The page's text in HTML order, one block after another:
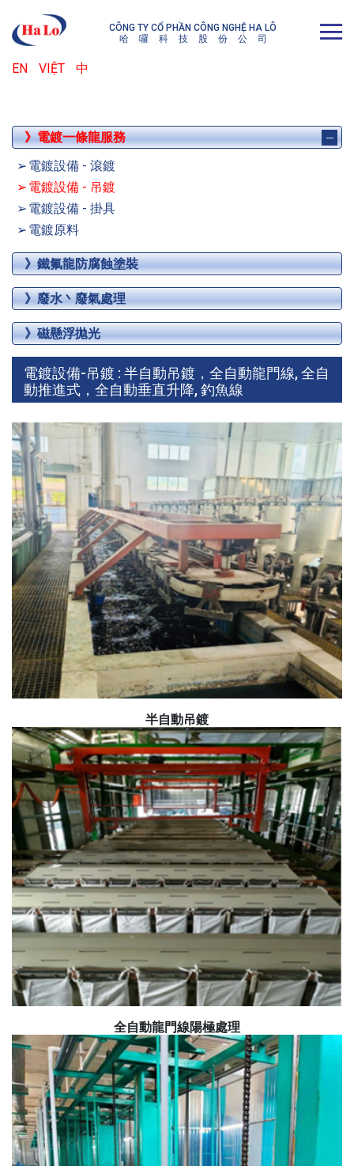
CÔNG TY CỔ PHẦN CÔNG NGHỆ HA LÔ
哈
囉 科 技 股 份 公 司
EN VIỆT 中
》電鍍一條龍服務
電鍍設備 - 滾鍍
電鍍設備 - 吊鍍
電鍍設備 - 掛具
電鍍原料
》鐵氟龍防腐蝕塗裝
》廢水丶廢氣處理
》磁懸浮拋光
電鍍設備-吊鍍 : 半自動吊鍍，全自動龍門線, 全自
動推進式，全自動垂直升降, 釣魚線
半自動吊鍍
全自動龍門線陽極處理